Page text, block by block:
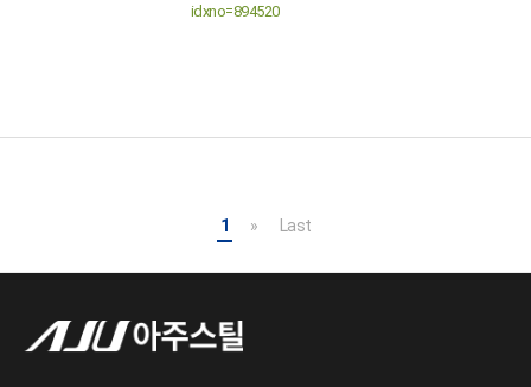
idxno=894520
1 » Last